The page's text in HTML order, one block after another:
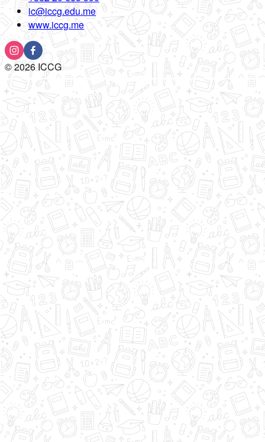
ic@iccg.edu.me
www.iccg.me
©2026ICCG